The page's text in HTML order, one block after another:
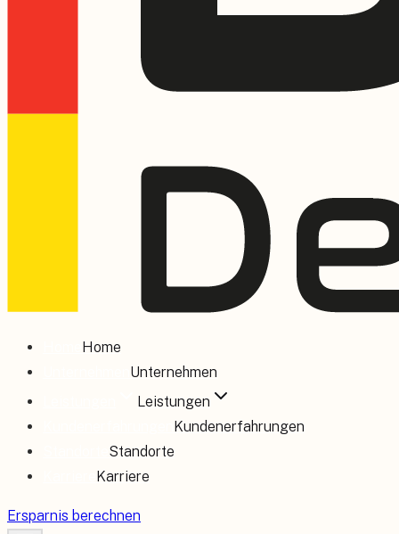
Home
Unternehmen
Leistungen
Kundenerfahrungen
Standorte
Karriere
Ersparnis berechnen